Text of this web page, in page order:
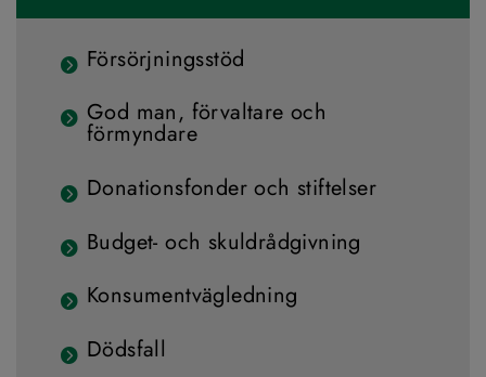
Försörjningsstöd
God man, förvaltare och
förmyndare
Donationsfonder och stiftelser
Budget- och skuldrådgivning
Konsumentvägledning
Dödsfall